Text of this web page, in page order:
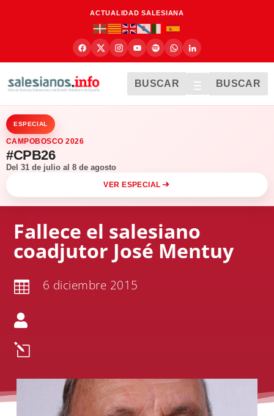
ACTUALIDAD SALESIANA
BUSCAR BUSCAR
ESPECIAL
CAMPOBOSCO 2026
#CPB26
Del 31 de julio al 8 de agosto
VER ESPECIAL
Fallece el salesiano
coadjutor José Mentuy
 6 diciembre 2015

l